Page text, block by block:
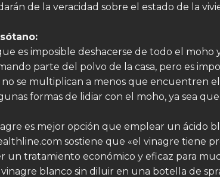
de la veracidad sobre el estado de la
es imposible deshacerse de todo el moho
parte del polvo de la casa, pero es
no se multiplican a menos que encuentren
formas de lidiar con el moho, ya sea
es mejor opción que emplear un ácido
sostiene que «el vinagre tiene
un tratamiento económico y eficaz para
blanco sin diluir en una botella de